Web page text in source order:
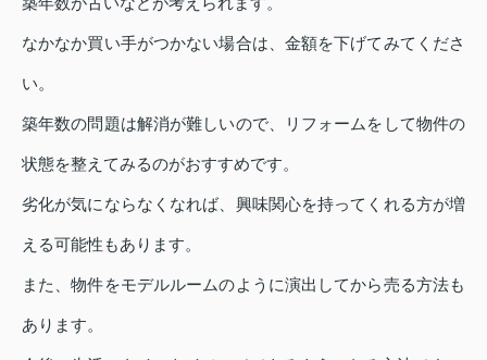
なかなか買い手がつかない場合は、金額を下げてみてくださ
い。
築年数の問題は解消が難しいので、リフォームをして物件の
状態を整えてみるのがおすすめです。
劣化が気にならなくなれば、興味関心を持ってくれる方が増
える可能性もあります。
また、物件をモデルルームのように演出してから売る方法も
あります。